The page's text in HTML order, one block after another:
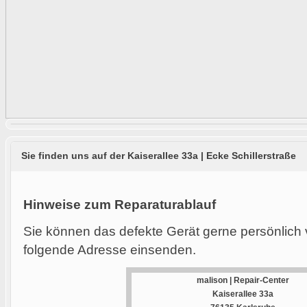
Sie finden uns auf der Kaiserallee 33a | Ecke Schillerstraße
Hinweise zum Reparaturablauf
Sie können das defekte Gerät gerne
folgende Adresse einsenden.
malison | Repair-Center
Kaiserallee 33a